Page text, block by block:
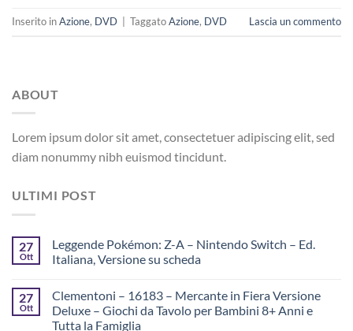
Inserito inAzione, DVD TaggatoAzione, DVD Lascia un commento
ABOUT
Lorem ipsum dolor sit amet, consectetuer adipiscing elit, sed
diam nonummy nibh euismod tincidunt.
ULTIMI POST
27
Ott
Leggende Pokémon: Z-A – Nintendo Switch – Ed.
Italiana, Versione su scheda
27
Ott
Clementoni – 16183 – Mercante in Fiera Versione
Deluxe – Giochi da Tavolo per Bambini 8+ Anni e
Tutta la Famiglia